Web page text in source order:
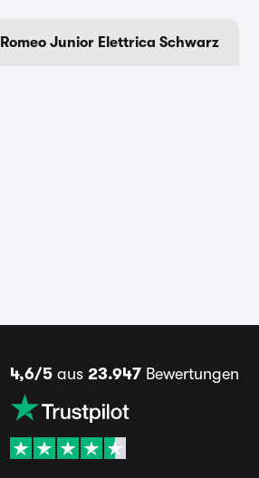
Junior Elettrica Schwarz
4,6/5 aus 23.947 Bewertungen